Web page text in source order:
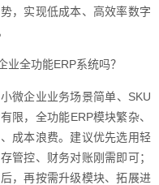
，实现低成本、高效率数字
全功能ERP系统吗？
微企业业务场景简单、SKU
限，全功能ERP模块繁杂、
成本浪费。建议优先选用轻
管控、财务对账刚需即可；
，再按需升级模块、拓展进